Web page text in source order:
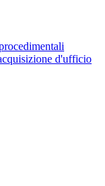
d'ufficio